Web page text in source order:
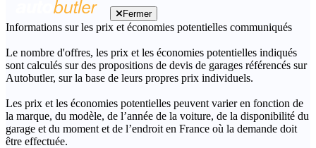
Fermer
Informations sur les prix et économies potentielles communiqués
Le nombre d'offres, les prix et les économies potentielles indiqués
sont calculés sur des propositions de devis de garages référencés sur
Autobutler, sur la base de leurs propres prix individuels.
Les prix et les économies potentielles peuvent varier en fonction de
la marque, du modèle, de l’année de la voiture, de la disponibilité du
garage et du moment et de l’endroit en France où la demande doit
être effectuée.